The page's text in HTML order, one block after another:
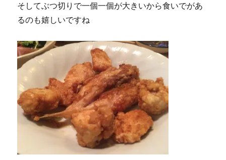
そしてぶつ切りで一個一個が大きいから食いでがあ
るのも嬉しいですね